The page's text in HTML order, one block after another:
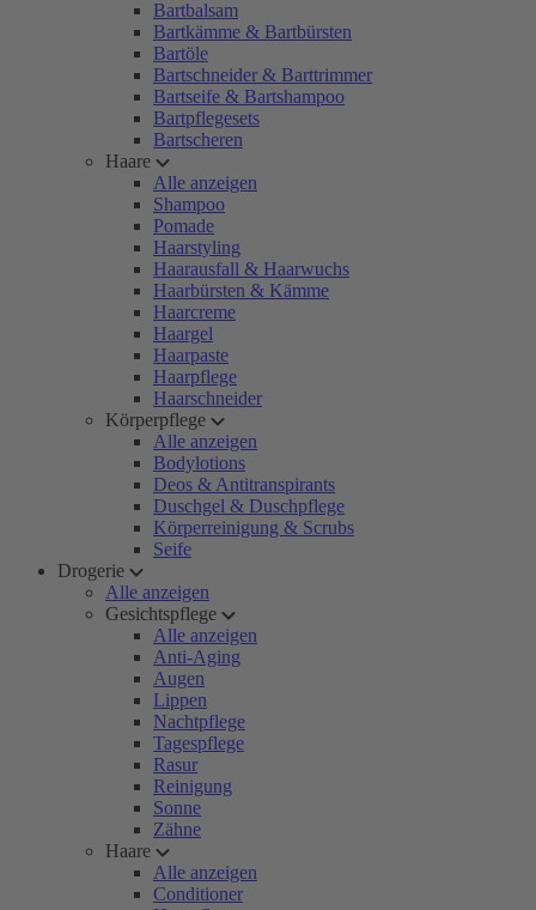
Bartbalsam
Bartkämme & Bartbürsten
Bartöle
Bartschneider & Barttrimmer
Bartseife & Bartshampoo
Bartpflegesets
Bartscheren
Haare
Alle anzeigen
Shampoo
Pomade
Haarstyling
Haarausfall & Haarwuchs
Haarbürsten & Kämme
Haarcreme
Haargel
Haarpaste
Haarpflege
Haarschneider
Körperpflege
Alle anzeigen
Bodylotions
Deos & Antitranspirants
Duschgel & Duschpflege
Körperreinigung & Scrubs
Seife
Drogerie
Alle anzeigen
Gesichtspflege
Alle anzeigen
Anti-Aging
Augen
Lippen
Nachtpflege
Tagespflege
Rasur
Reinigung
Sonne
Zähne
Haare
Alle anzeigen
Conditioner